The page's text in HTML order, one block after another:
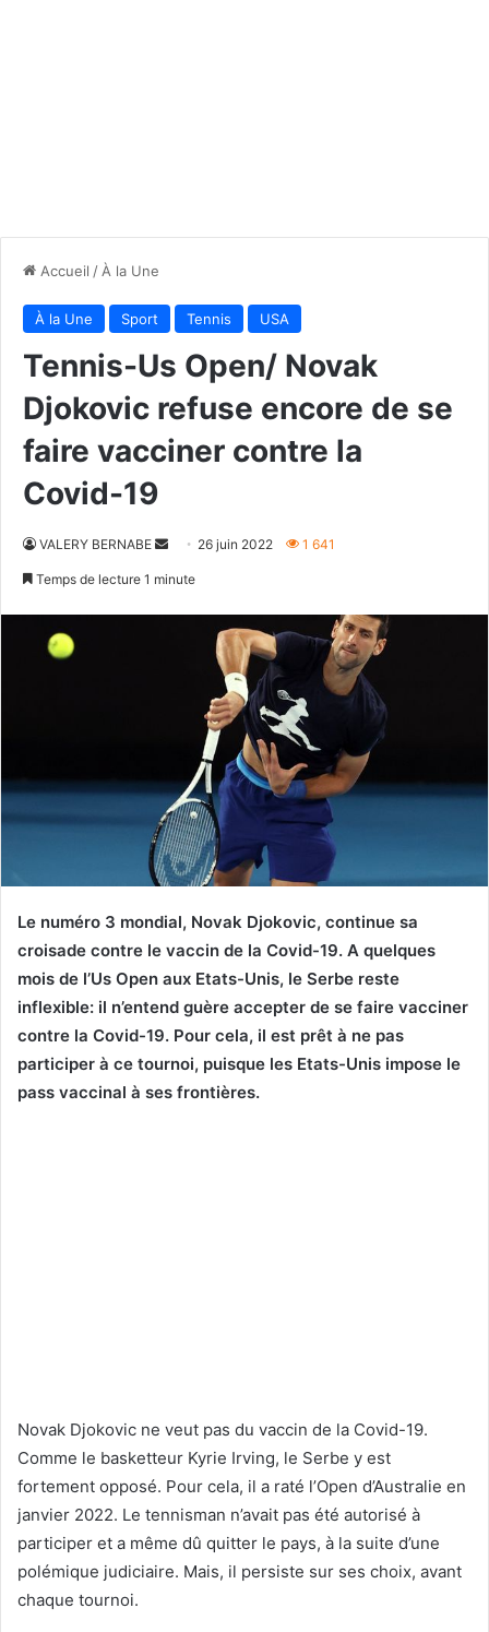
Accueil / À la Une
À la Une Sport Tennis USA
Tennis-Us Open/ Novak
Djokovic refuse encore de se
faire vacciner contre la
Covid-19
VALERY BERNABE
Envoyer26 juin 2022 1 641
Temps de lecture 1 minute
Le numéro 3 mondial, Novak Djokovic, continue sa
croisade contre le vaccin de la Covid-19. A quelques
mois de l’Us Open aux Etats-Unis, le Serbe reste
inflexible: il n’entend guère accepter de se faire vacciner
contre la Covid-19. Pour cela, il est prêt à ne pas
participer à ce tournoi, puisque les Etats-Unis impose le
pass vaccinal à ses frontières.
Novak Djokovic ne veut pas du vaccin de la Covid-19.
Comme le basketteur Kyrie Irving, le Serbe y est
fortement opposé. Pour cela, il a raté l’Open d’Australie en
janvier 2022. Le tennisman n’avait pas été autorisé à
participer et a même dû quitter le pays, à la suite d’une
polémique judiciaire. Mais, il persiste sur ses choix, avant
chaque tournoi.